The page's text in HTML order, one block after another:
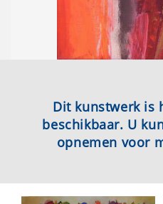
Dit kunstwerk is
beschikbaar. U
opnemen voor